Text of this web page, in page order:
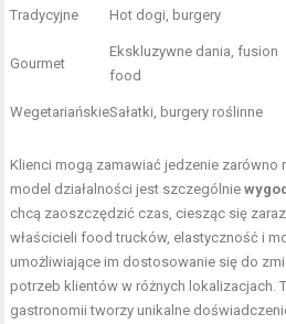
Tradycyjne Hot dogi, burgery
Gourmet
Ekskluzywne dania, fusion
food
WegetariańskieSałatki, burgery roślinne
Klienci mogą zamawiać jedzenie zarówno
model działalności jest szczególnie
chcą zaoszczędzić czas, ciesząc się
właścicieli food trucków, elastyczność i
umożliwiające im dostosowanie się do
potrzeb klientów w różnych lokalizacjach.
gastronomii tworzy unikalne